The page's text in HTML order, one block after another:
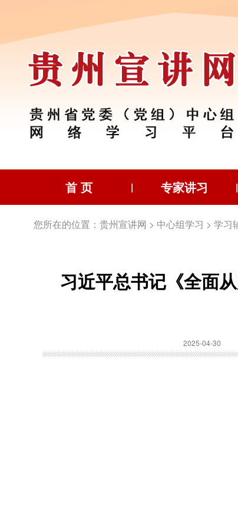
首 页 | 专家讲习 |
您所在的位置： 贵州宣讲网 > 中心组学习 > 学习
习近平总书记《全面
2025-04-30